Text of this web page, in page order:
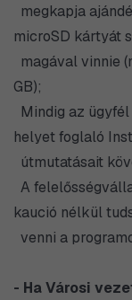
megkapja
microSD kártyát
magával vinnie
GB);
Mindig az
helyet foglaló
útmutatásait
A
kaució nélkül
venni a
- Ha Városi